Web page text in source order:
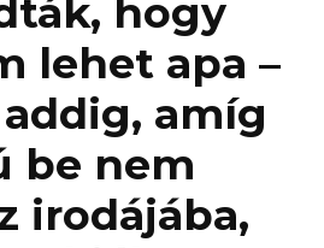
hogy
lehet apa –
amíg
be nem
irodájába,